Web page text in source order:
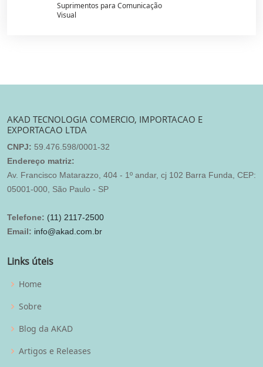
Suprimentos para Comunicação
Visual
AKAD TECNOLOGIA COMERCIO, IMPORTACAO E
EXPORTACAO LTDA
CNPJ: 59.476.598/0001-32
Endereço matriz:
Av. Francisco Matarazzo, 404 - 1º andar, cj 102 Barra Funda, CEP:
05001-000, São Paulo - SP
Telefone: (11) 2117-2500
Email: info@akad.com.br
Links úteis
Home
Sobre
Blog da AKAD
Artigos e Releases